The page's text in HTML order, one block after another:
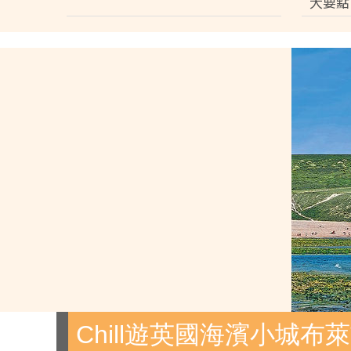
Chill遊英國海濱小城布